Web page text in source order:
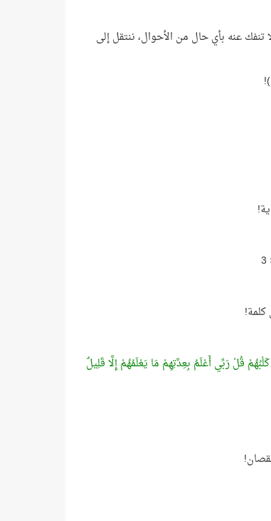
تنفك عنه بأي حال من الأحوال، ننتقل إلى
)!
قُلْ رَبِّي أَعْلَمُ بِعِدَّتِهِمْ مَا يَعْلَمُهُمْ إِلَّا قَلِيلٌ